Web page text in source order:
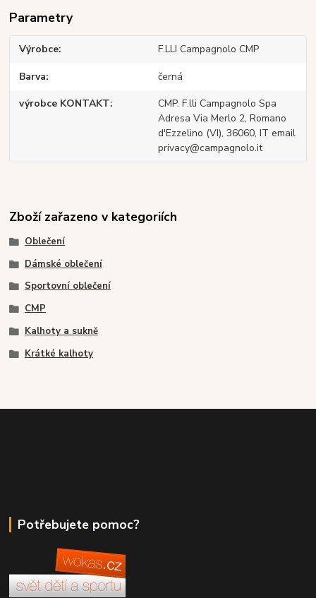
Parametry
Výrobce F.LLI Campagnolo CMP
Barva černá
výrobce KONTAKT
CMP. F.lli Campagnolo Spa
Adresa Via Merlo 2, Romano
d'Ezzelino (VI), 36060, IT email
privacy@campagnolo.it
Zboží zařazeno v kategoriích
Oblečení
Dámské oblečení
Sportovní oblečení
CMP
Kalhoty a sukně
Krátké kalhoty
Potřebujete pomoc?